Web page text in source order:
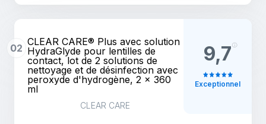
02
CLEAR CARE® Plus avec solution
HydraGlyde pour lentilles de
contact, lot de 2 solutions de
nettoyage et de désinfection avec
peroxyde d'hydrogène, 2 x 360
ml
CLEAR CARE
9,7
Exceptionnel